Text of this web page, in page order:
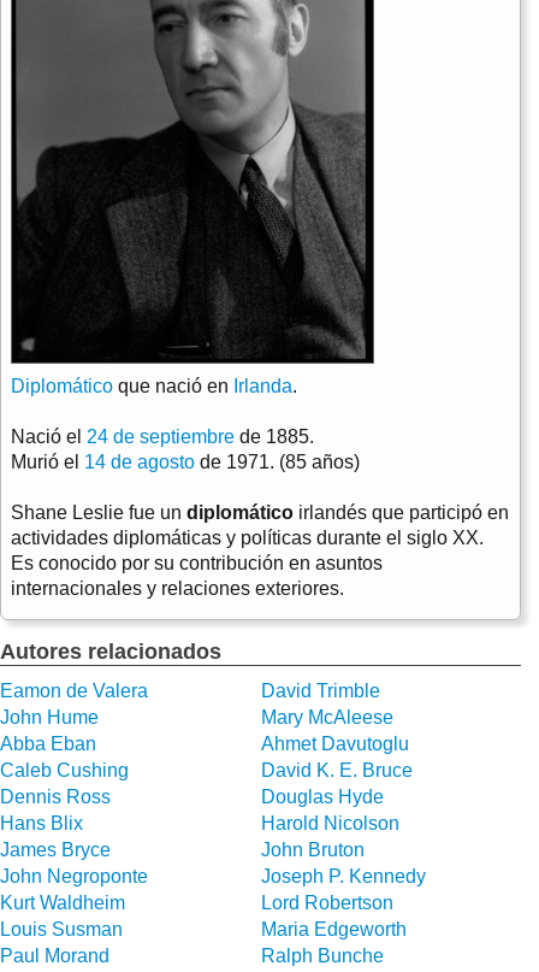
Diplomático que nació en Irlanda.
Nació el 24 de septiembre de 1885.
Murió el 14 de agosto de 1971. (85 años)
Shane Leslie fue un diplomático irlandés que participó en
actividades diplomáticas y políticas durante el siglo XX.
Es conocido por su contribución en asuntos
internacionales y relaciones exteriores.
Autores relacionados
Eamon de Valera
David Trimble
John Hume
Mary McAleese
Abba Eban
Ahmet Davutoglu
Caleb Cushing
David K. E. Bruce
Dennis Ross
Douglas Hyde
Hans Blix
Harold Nicolson
James Bryce
John Bruton
John Negroponte
Joseph P. Kennedy
Kurt Waldheim
Lord Robertson
Louis Susman
Maria Edgeworth
Paul Morand
Ralph Bunche